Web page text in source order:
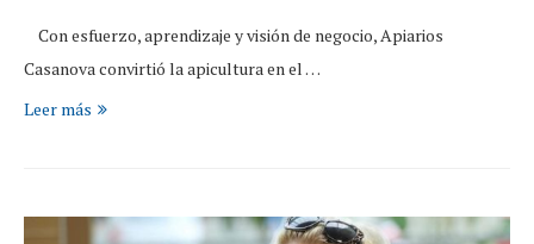
Con esfuerzo, aprendizaje y visión de negocio, Apiarios
Casanova convirtió la apicultura en el …
Leer más